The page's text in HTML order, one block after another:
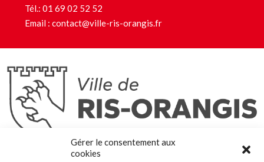
Gérer le consentement aux
cookies
Tél.: 01 69 02 52 52
Email : contact@ville-ris-orangis.fr
Ris-Orangis
@2022 — Tous droits réservés